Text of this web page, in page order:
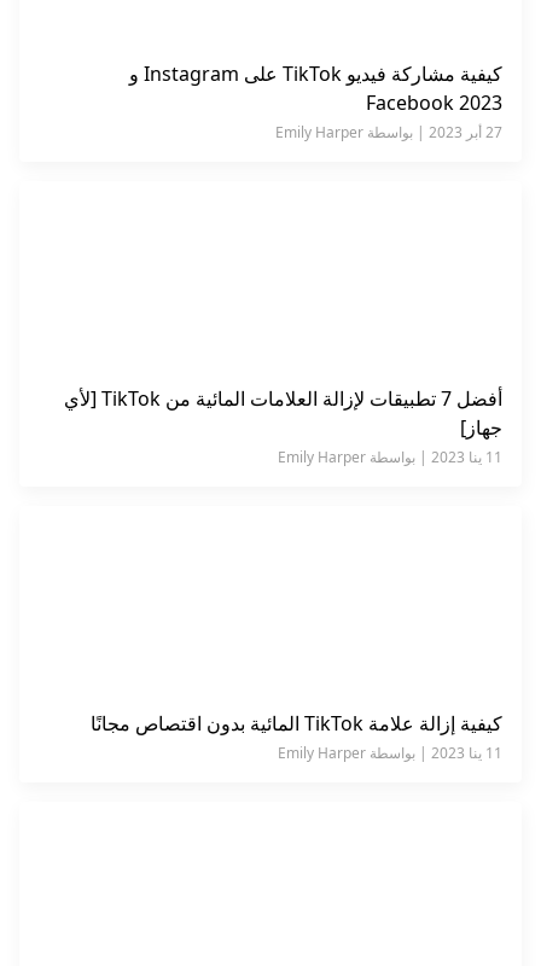
كيفية مشاركة فيديو TikTok على Instagram و
Facebook 2023
27 أبر 2023 | بواسطة Emily Harper
أفضل 7 تطبيقات لإزالة العلامات المائية من TikTok [لأي
جهاز]
11 ينا 2023 | بواسطة Emily Harper
كيفية إزالة علامة TikTok المائية بدون اقتصاص مجانًا
11 ينا 2023 | بواسطة Emily Harper